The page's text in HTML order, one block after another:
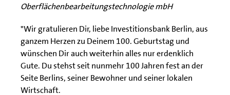
Oberflächenbearbeitungstechnologie mbH
"Wir gratulieren Dir, liebe Investitionsbank Berlin, aus
ganzem Herzen zu Deinem 100. Geburtstag und
wünschen Dir auch weiterhin alles nur erdenklich
Gute. Du stehst seit nunmehr 100 Jahren fest an der
Seite Berlins, seiner Bewohner und seiner lokalen
Wirtschaft.